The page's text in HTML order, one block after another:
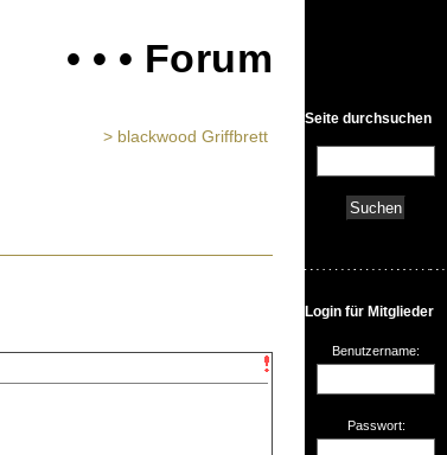
Seite durchsuchen
Login für Mitglieder
Benutzername:
Passwort:
• • • Forum
> blackwood Griffbrett